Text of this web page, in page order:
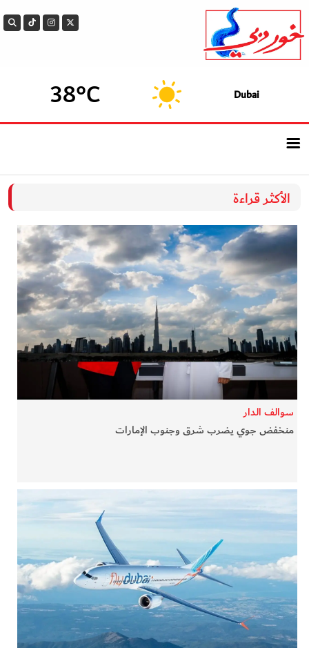
Dubai
38°C
الرئيسيــة
سوالف الدار
بيزنس
في المرمى
وثائقيات الخور
فن وثقافة
كوكب دبي
فيديو
كل الأقسام
أبناء الديرة
الفرجان
الأكثر قراءة
سوالف الدار
منخفض جوي يضرب شرق وجنوب الإمارات